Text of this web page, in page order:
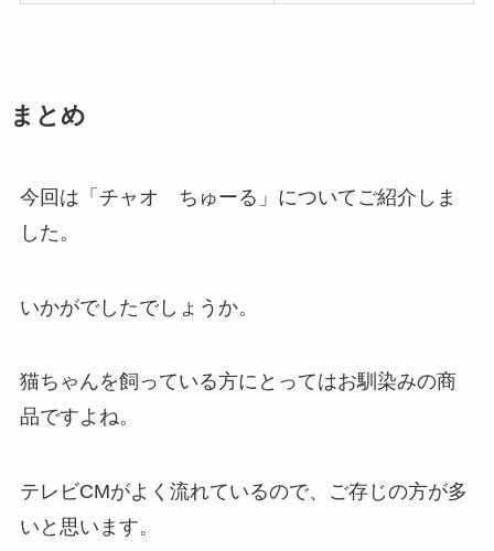
まとめ
今回は「チャオ ちゅーる」についてご紹介しま
した。
いかがでしたでしょうか。
猫ちゃんを飼っている方にとってはお馴染みの商
品ですよね。
テレビCMがよく流れているので、ご存じの方が多
いと思います。